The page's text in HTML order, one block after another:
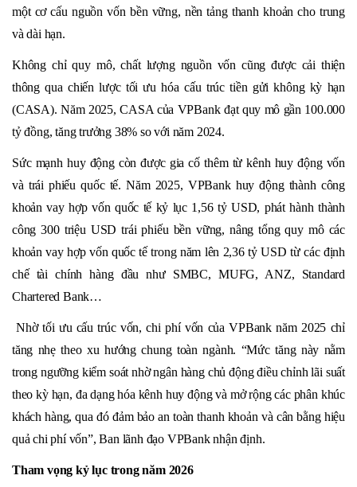
một cơ cấu nguồn vốn bền vững, nền tảng thanh khoản cho trung
và dài hạn.
Không chỉ quy mô, chất lượng nguồn vốn cũng được cải thiện
thông qua chiến lược tối ưu hóa cấu trúc tiền gửi không kỳ hạn
(CASA). Năm 2025, CASA của VPBank đạt quy mô gần 100.000
tỷ đồng, tăng trưởng 38% so với năm 2024.
Sức mạnh huy động còn được gia cố thêm từ kênh huy động vốn
và trái phiếu quốc tế. Năm 2025, VPBank huy động thành công
khoản vay hợp vốn quốc tế kỷ lục 1,56 tỷ USD, phát hành thành
công 300 triệu USD trái phiếu bền vững, nâng tổng quy mô các
khoản vay hợp vốn quốc tế trong năm lên 2,36 tỷ USD từ các định
chế tài chính hàng đầu như SMBC, MUFG, ANZ, Standard
Chartered Bank…
Nhờ tối ưu cấu trúc vốn, chi phí vốn của VPBank năm 2025 chỉ
tăng nhẹ theo xu hướng chung toàn ngành. “Mức tăng này nằm
trong ngưỡng kiểm soát nhờ ngân hàng chủ động điều chỉnh lãi suất
theo kỳ hạn, đa dạng hóa kênh huy động và mở rộng các phân khúc
khách hàng, qua đó đảm bảo an toàn thanh khoản và cân bằng hiệu
quả chi phí vốn”, Ban lãnh đạo VPBank nhận định.
Tham vọng kỷ lục trong năm 2026